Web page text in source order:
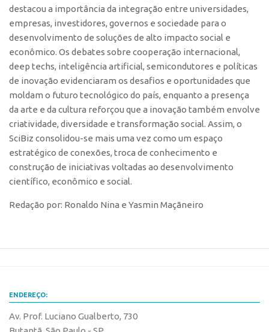
destacou a importância da integração entre universidades,
empresas, investidores, governos e sociedade para o
desenvolvimento de soluções de alto impacto social e
econômico. Os debates sobre cooperação internacional,
deep techs, inteligência artificial, semicondutores e políticas
de inovação evidenciaram os desafios e oportunidades que
moldam o futuro tecnológico do país, enquanto a presença
da arte e da cultura reforçou que a inovação também envolve
criatividade, diversidade e transformação social. Assim, o
SciBiz consolidou-se mais uma vez como um espaço
estratégico de conexões, troca de conhecimento e
construção de iniciativas voltadas ao desenvolvimento
científico, econômico e social.
Redação por: Ronaldo Nina e Yasmin Maçãneiro
ENDEREÇO:
Av. Prof. Luciano Gualberto, 730